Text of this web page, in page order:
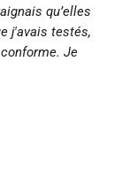
qu’elles
j'avais testés,
Je